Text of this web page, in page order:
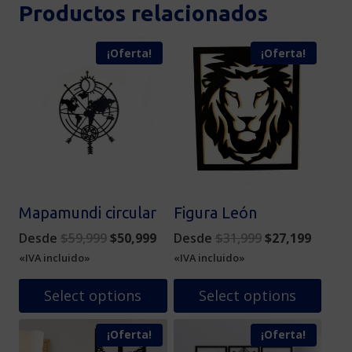
Productos relacionados
¡Oferta!
Mapamundi circular
Desde $59,999Original
was:
$59,999.
$50,999Current
price
is:
$50,999.
«IVA incluido»
Select options
producto
¡Oferta!
Figura León
Desde $31,999 Original
was:
$31,999.
$27,199
is:
«IVA incluido»
Select options
¡Oferta! ¡Oferta!